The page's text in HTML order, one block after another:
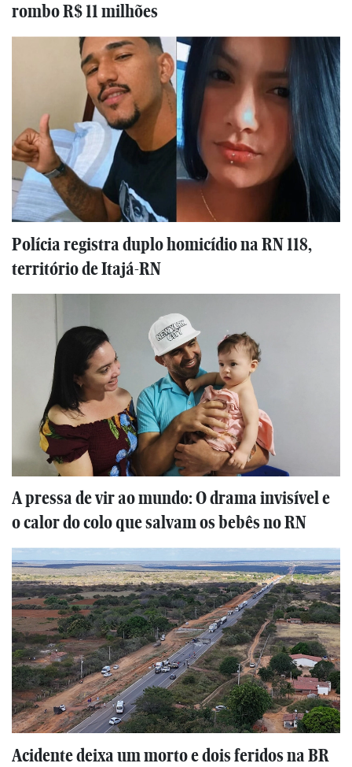
rombo R$ 11 milhões
Polícia registra duplo homicídio na RN 118,
território de Itajá-RN
A pressa de vir ao mundo: O drama invisível e
o calor do colo que salvam os bebês no RN
Acidente deixa um morto e dois feridos na BR